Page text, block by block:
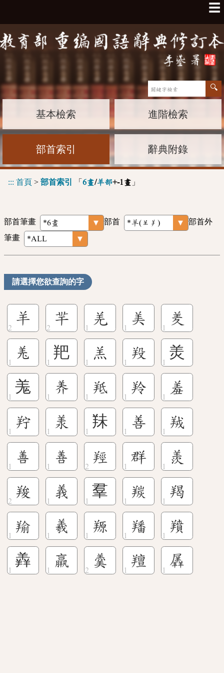
☰
基本檢索 進階檢索
部首索引 辭典附錄
::: 首頁 > 部首索引 「 6畫/羊部+-1畫 」
部首筆畫 部首
部首外
筆畫
請選擇您欲查詢的字
羊 羋 羌 美 羑
𦍑 羓 羔 羖 羙
羗 󽘗 羝 羚 羞
羜 羕 䍪 善 羢
善 善 羥 群 羨
羧 義 羣 羰 羯
羭 羲 羱 羳 羵
羴 羸 羹 羶 羼